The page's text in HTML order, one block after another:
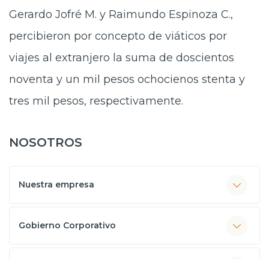
Gerardo Jofré M. y Raimundo Espinoza C.,
percibieron por concepto de viáticos por
viajes al extranjero la suma de doscientos
noventa y un mil pesos ochocienos stenta y
tres mil pesos, respectivamente.
NOSOTROS
Nuestra empresa
Gobierno Corporativo